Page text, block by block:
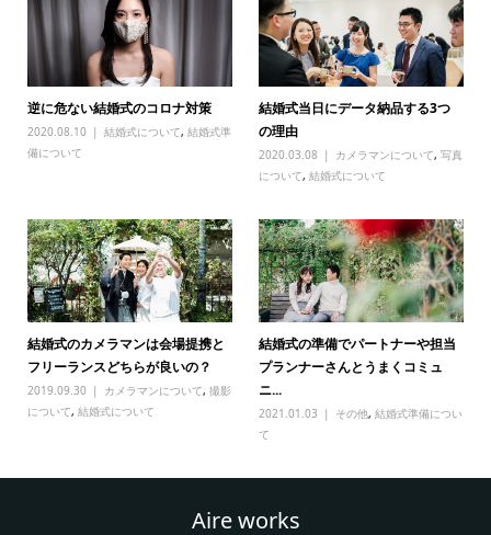
逆に危ない結婚式のコロナ対策
2020.08.10 結婚式について, 結婚式準
備について
結婚式当日にデータ納品する3つ
の理由
2020.03.08 カメラマンについて,写真
について,結婚式について
結婚式のカメラマンは会場提携と
フリーランスどちらが良いの？
2019.09.30 カメラマンについて, 撮影
について, 結婚式について
結婚式の準備でパートナーや担当
プランナーさんとうまくコミュ
ニ...
2021.01.03 その他,結婚式準備につい
て
Aire works